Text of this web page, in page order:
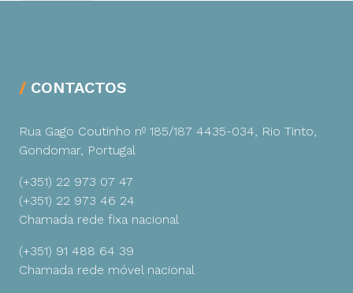
CONTACTOS
Rua Gago Coutinho nº 185/187 4435-034, Rio Tinto,
Gondomar, Portugal
(+351) 22 973 07 47
(+351) 22 973 46 24
Chamada rede fixa nacional
(+351) 91 488 64 39
Chamada rede móvel nacional